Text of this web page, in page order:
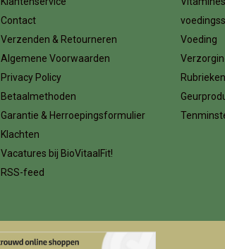
Contact
Verzenden & Retourneren
Algemene Voorwaarden
Privacy Policy
Betaalmethoden
Garantie & Herroepingsformulier
Klachten
Vacatures bij BioVitaalFit!
RSS-feed
Voeding
Rubrieken